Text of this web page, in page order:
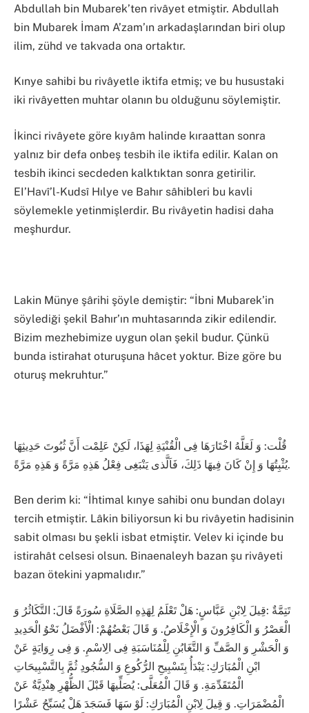
Abdullah bin Mubarek’ten rivâyet etmiştir. Abdullah
bin Mubarek İmam A’zam’ın arkadaşlarından biri olup
ilim, zühd ve takvada ona ortaktır.
Kınye sahibi bu rivâyetle iktifa etmiş; ve bu husustaki
iki rivâyetten muhtar olanın bu olduğunu söylemiştir.
İkinci rivâyete göre kıyâm halinde kıraattan sonra
yalnız bir defa onbeş tesbih ile iktifa edilir. Kalan on
tesbih ikinci secdeden kalktıktan sonra getirilir.
EI’Havî’l-Kudsî Hılye ve Bahır sâhibleri bu kavli
söylemekle yetinmişlerdir. Bu rivâyetin hadisi daha
meşhurdur.
Lakin Münye şârihi şöyle demiştir: “İbni Mubarek’in
söylediği şekil Bahır’ın muhtasarında zikir edilendir.
Bizim mezhebimize uygun olan şekil budur. Çünkü
bunda istirahat oturuşuna hâcet yoktur. Bize göre bu
oturuş mekruhtur.”
قُلْت: وَ لَعَلَّهُ اخْتَارَهَا فِى الْقُنْيَةِ لِهَذَا، لَكِنْ عَلِمْت أَنَّ ثُبُوتَ حَدِيثِهَا
يُثْبِتُهَا وَ إِنْ كَانَ فِيهَا ذَلِكَ، فَاَلَّذى يَنْبَغِى فِعْلُ هَذِهِ مَرَّةً وَ هَذِهِ مَرَّةً.
Ben derim ki: “İhtimal kınye sahibi onu bundan dolayı
tercih etmiştir. Lâkin biliyorsun ki bu rivâyetin hadisinin
sabit olması bu şekli isbat etmiştir. Velev ki içinde bu
istirahât celsesi olsun. Binaenaleyh bazan şu rivâyeti
bazan ötekini yapmalıdır.”
تَتِمَّةٌ :قِيلَ لِابْنِ عَبَّاسٍ: هَلْ تَعْلَمُ لِهَذِهِ الصَّلَاةِ سُورَةً قَالَ: التَّكَاثُرُ وَ
الْعَصْرُ وَ الْكَافِرُونَ وَ الْإِخْلَاصُ. وَ قَالَ بَعْضُهُمْ: الْأَفْضَلُ نَحْوُ الْحَدِيدِ
وَ الْحَشْرِ وَ الصَّفِّ وَ التَّغَابُنِ لِلْمُنَاسَبَةِ فِى الِاسْمِ. وَ فِى رِوَايَةٍ عَنْ
ابْنِ الْمُبَارَكِ: يَبْدَأُ بِتَسْبِيحِ الرُّكُوعِ وَ السُّجُودِ ثُمَّ بِالتَّسْبِيحَاتِ
الْمُتَقَدِّمَةِ. وَ قَالَ الْمُعَلَّى: يُصَلِّيهَا قَبْلَ الظُّهْرِ هِنْدِيَّةٌ عَنْ
الْمُضْمَرَاتِ. وَ قِيلَ لِابْنِ الْمُبَارَكِ: لَوْ سَهَا فَسَجَدَ هَلْ يُسَبِّحُ عَشْرًا